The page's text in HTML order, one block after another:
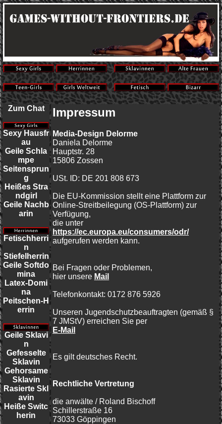
Zum Chat
Sexy Hausfr
au
Geile Schla
mpe
Seitensprun
g
Heißes Stra
ndgirl
Geile Nachb
arin
Fetischherri
n
Stiefelherrin
Geile Softdo
mina
Latex-Domi
na
Peitschen-H
errin
Geile Sklavi
n
Gefesselte
Sklavin
Gehorsame
Sklavin
Rasierte Skl
avin
Heiße Switc
herin
Impressum
Media-Design Delorme
Daniela Delorme
Hauptstr. 28
15806 Zossen
USt. ID: DE 201 808 673
Die EU-Kommission stellt eine Plattform zur
Online-Streitbeilegung (OS-Plattform) zur
Verfügung,
die unter
https://ec.europa.eu/consumers/odr/
aufgerufen werden kann.
Bei Fragen oder Problemen,
hier unsere Mail
Telefonkontakt: 0172 876 5926
Unseren Jugendschutzbeauftragten (gemäß §
7 JMStV) erreichen Sie per
E-Mail
Es gilt deutsches Recht.
Rechtliche Vertretung
die anwälte / Roland Bischoff
Schillerstraße 16
73033 Göppingen